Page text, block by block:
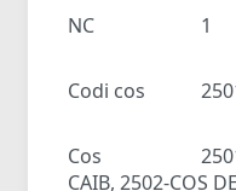
NC 1
Codi cos
Cos
CAIB, 2502-COS